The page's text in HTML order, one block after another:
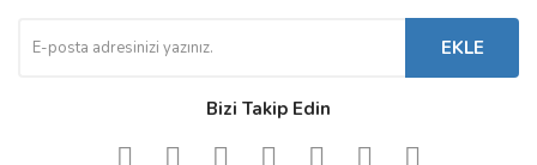
EKLE
Bizi Takip Edin